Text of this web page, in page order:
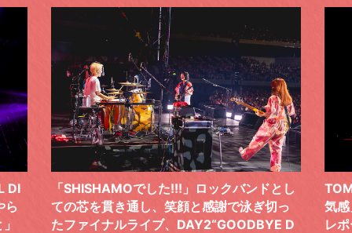
DI
ら
「SHISHAMOでした!!!」ロックバンドとし
ての芯を貫き通し、笑顔と感謝で泳ぎ切っ
たファイナルライブ、DAY2“GOODBYE D
気
レ